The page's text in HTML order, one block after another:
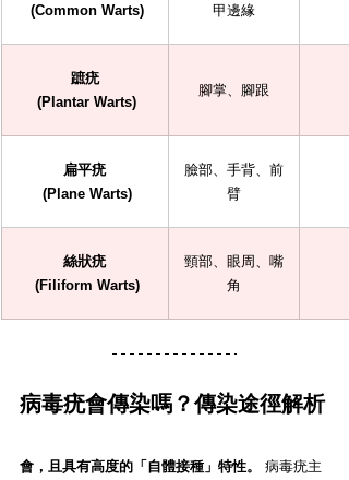
(Common Warts)
甲邊緣
蹠疣
(Plantar Warts)
腳掌、腳跟
扁平疣
(Plane Warts)
臉部、手背、前
臂
絲狀疣
(Filiform Warts)
頸部、眼周、嘴
角
病毒疣會傳染嗎？傳染途徑解析
會，且具有高度的「自體接種」特性。
病毒疣主